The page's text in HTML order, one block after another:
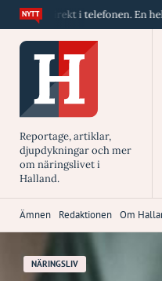
telefonen. En hel depå i fickan
Reportage, artiklar,
djupdykningar och mer
om näringslivet i
Halland.
Ämnen Redaktionen Om
NÄRINGSLIV